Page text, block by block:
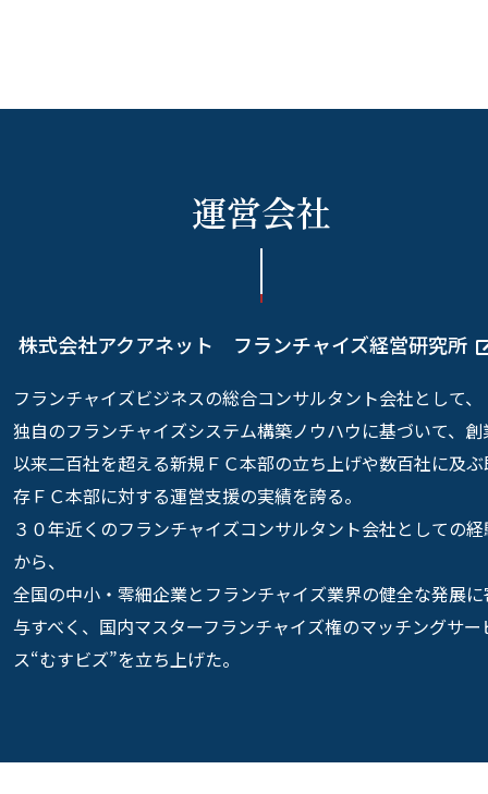
運営会社
株式会社アクアネット フランチャイズ経営研究所
フランチャイズビジネスの総合コンサルタント会社として、
独自のフランチャイズシステム構築ノウハウに基づいて、創
以来二百社を超える新規ＦＣ本部の立ち上げや数百社に及
存ＦＣ本部に対する運営支援の実績を誇る。
３０年近くのフランチャイズコンサルタント会社としての
から、
全国の中小・零細企業とフランチャイズ業界の健全な発展
与すべく、国内マスターフランチャイズ権のマッチングサー
ス“むすビズ”を立ち上げた。